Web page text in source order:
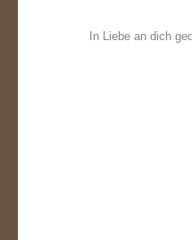
In Liebe an dich